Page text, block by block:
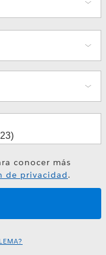
conocer más
de privacidad.